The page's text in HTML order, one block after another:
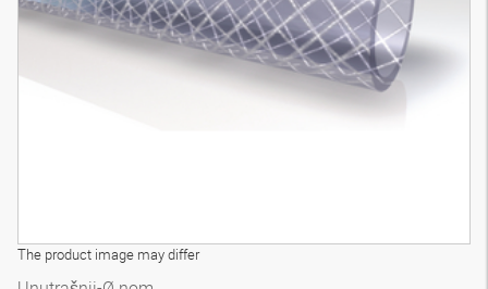
The product image may differ